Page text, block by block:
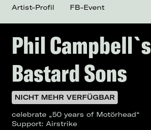
Phil Campbell`s
Bastard Sons
NICHT MEHR VERFÜGBAR
celebrate „50 years of Motörhead“
Support: Airstrike
Artist-Profil FB-Event